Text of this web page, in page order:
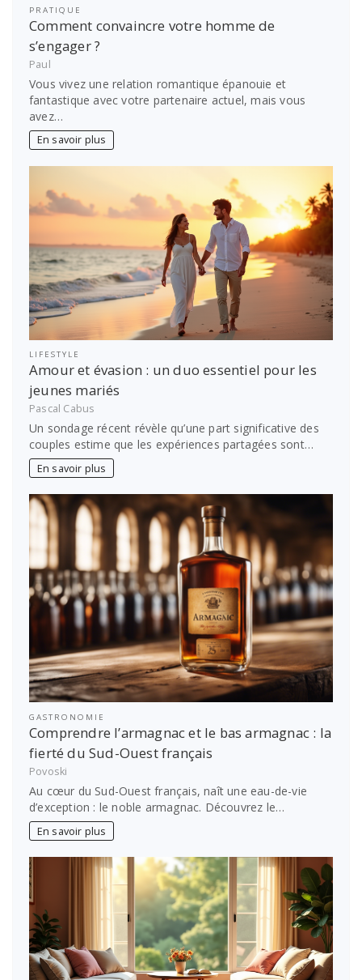
PRATIQUE
Comment convaincre votre homme de
s’engager ?
Paul
Vous vivez une relation romantique épanouie et
fantastique avec votre partenaire actuel, mais vous
avez…
En savoir plus
LIFESTYLE
Amour et évasion : un duo essentiel pour les
jeunes mariés
Pascal Cabus
Un sondage récent révèle qu’une part significative des
couples estime que les expériences partagées sont…
En savoir plus
GASTRONOMIE
Comprendre l’armagnac et le bas armagnac : la
fierté du Sud-Ouest français
Povoski
Au cœur du Sud-Ouest français, naît une eau-de-vie
d’exception : le noble armagnac. Découvrez le…
En savoir plus